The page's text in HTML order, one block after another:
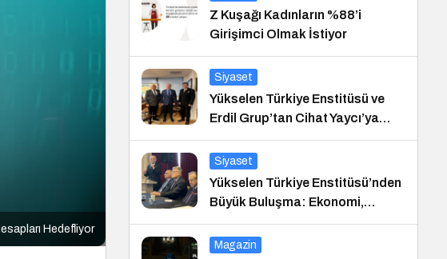
Hedefliyor
Z Kuşağı Kadınların %88’i
Girişimci Olmak İstiyor
Siyaset
Yükselen Türkiye Enstitüsü ve
Erdil Grup’tan Cihat Yaycı’ya
Anlamlı Ziyaret
Siyaset
Yükselen Türkiye Enstitüsü’nden
Büyük Buluşma: Ekonomi,
Güvenlik Politikaları ve Hukuk
Konferansı
Magazin